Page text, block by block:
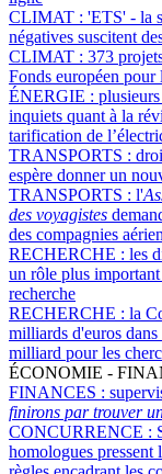
CLIMAT : 'ETS' - la
négatives suscitent
CLIMAT : 373
Fonds européen
ÉNERGIE :
inquiets quant à la
tarification de
TRANSPORTS :
espère donner un
TRANSPORTS : l'
des voyagistes
des compagnies
RECHERCHE : les
un rôle plus
recherche
RECHERCHE : la
milliards d'euros
milliard pour les
ÉCONOMIE -
FINANCES :
finirons par trouver
CONCURRENCE :
homologues pressent